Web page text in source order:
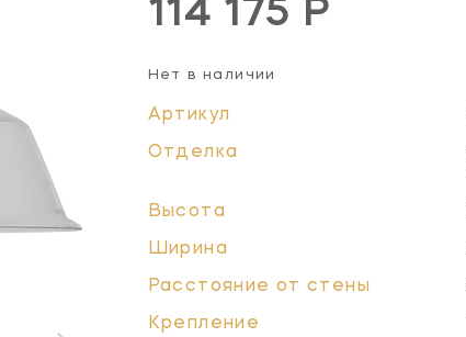
114 175 Р
Нет в наличии
Артикул
Отделка
Высота
Ширина
Расстояние от стены
Крепление